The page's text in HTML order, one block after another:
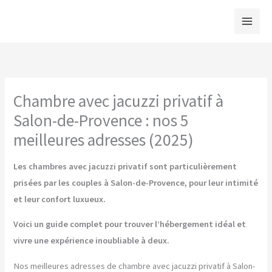
Chambre avec jacuzzi privatif à
Salon-de-Provence : nos 5
meilleures adresses (2025)
Les chambres avec jacuzzi privatif sont particulièrement
prisées par les couples à Salon-de-Provence, pour leur intimité
et leur confort luxueux.
Voici un guide complet pour trouver l’hébergement idéal et
vivre une expérience inoubliable à deux.
Nos meilleures adresses de chambre avec jacuzzi privatif à Salon-